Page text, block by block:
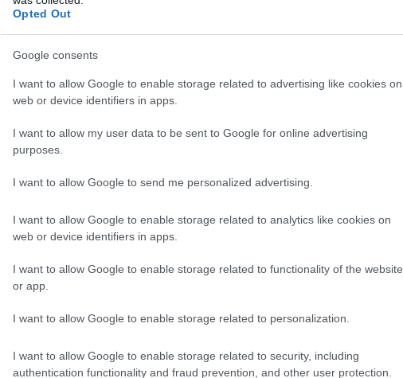
Opted Out
Google consents
I want to allow Google to enable storage related to advertising like cookies on
web or device identifiers in apps.
I want to allow my user data to be sent to Google for online advertising
purposes.
I want to allow Google to send me personalized advertising.
I want to allow Google to enable storage related to analytics like cookies on
web or device identifiers in apps.
I want to allow Google to enable storage related to functionality of the website
or app.
I want to allow Google to enable storage related to personalization.
I want to allow Google to enable storage related to security, including
authentication functionality and fraud prevention, and other user protection.
nézzük meg, milyen szépségek várnak ránk a ház